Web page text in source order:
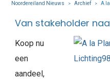
Noordereiland Nieuws > Archief > A
Van stakeholder
Koop nu
een
aandeel,